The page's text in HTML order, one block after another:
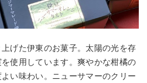
げた伊東のお菓子。太陽の光を存
使用しています。爽やかな柑橘の
い味わい。ニューサマーのクリー